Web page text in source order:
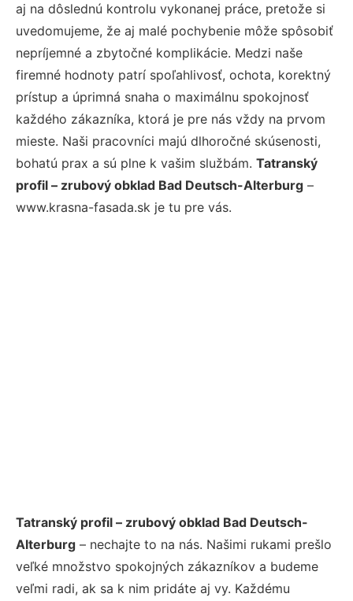
aj na dôslednú kontrolu vykonanej práce, pretože si
uvedomujeme, že aj malé pochybenie môže spôsobiť
nepríjemné a zbytočné komplikácie. Medzi naše
firemné hodnoty patrí spoľahlivosť, ochota, korektný
prístup a úprimná snaha o maximálnu spokojnosť
každého zákazníka, ktorá je pre nás vždy na prvom
mieste. Naši pracovníci majú dlhoročné skúsenosti,
bohatú prax a sú plne k vašim službám. Tatranský
profil – zrubový obklad Bad Deutsch-Alterburg –
www.krasna-fasada.sk je tu pre vás.
Tatranský profil – zrubový obklad Bad Deutsch-
Alterburg – nechajte to na nás. Našimi rukami prešlo
veľké množstvo spokojných zákazníkov a budeme
veľmi radi, ak sa k nim pridáte aj vy. Každému